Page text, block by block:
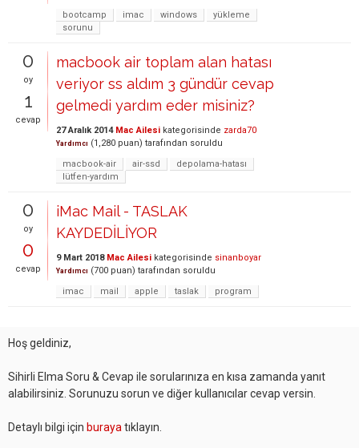
bootcamp
imac windows
yükleme
sorunu
0
oy
1
cevap
macbook air toplam alan hatası
veriyor ss aldım 3 gündür cevap
gelmedi yardım eder misiniz?
27 Aralık 2014 Mac Ailesi kategorisinde zarda70
Yardımcı (1,280 puan) tarafından soruldu
macbook-air
air-ssd
depolama-hatası
lütfen-yardım
0
oy
0
cevap
iMac Mail - TASLAK
KAYDEDİLİYOR
9 Mart 2018 Mac Ailesi kategorisinde sinanboyar
Yardımcı (700 puan) tarafından soruldu
imac
mail apple taslak program
Hoş geldiniz,
Sihirli Elma Soru & Cevap ile sorularınıza en kısa zamanda yanıt
alabilirsiniz. Sorunuzu sorun ve diğer kullanıcılar cevap versin.
Detaylı bilgi için buraya tıklayın.